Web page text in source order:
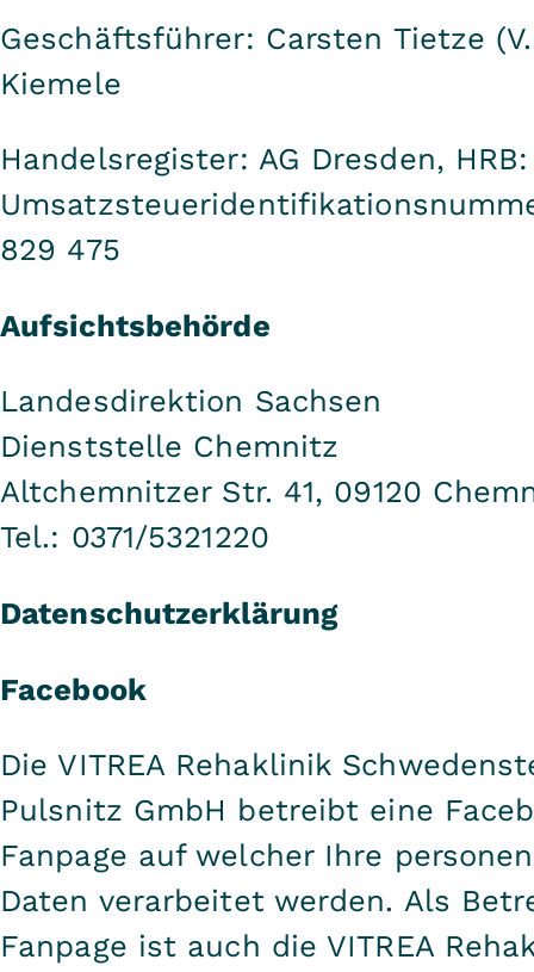
Geschäftsführer: Carsten Tietze
Kiemele
Handelsregister: AG Dresden,
829 475
Aufsichtsbehörde
Landesdirektion Sachsen
Dienststelle Chemnitz
Altchemnitzer Str. 41, 09120
Tel.: 0371/5321220
Datenschutzerklärung
Facebook
Die VITREA Rehaklinik
Pulsnitz GmbH betreibt eine
Fanpage auf welcher Ihre
Daten verarbeitet werden. Als
Fanpage ist auch die VITREA